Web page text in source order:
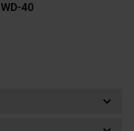
WD-40